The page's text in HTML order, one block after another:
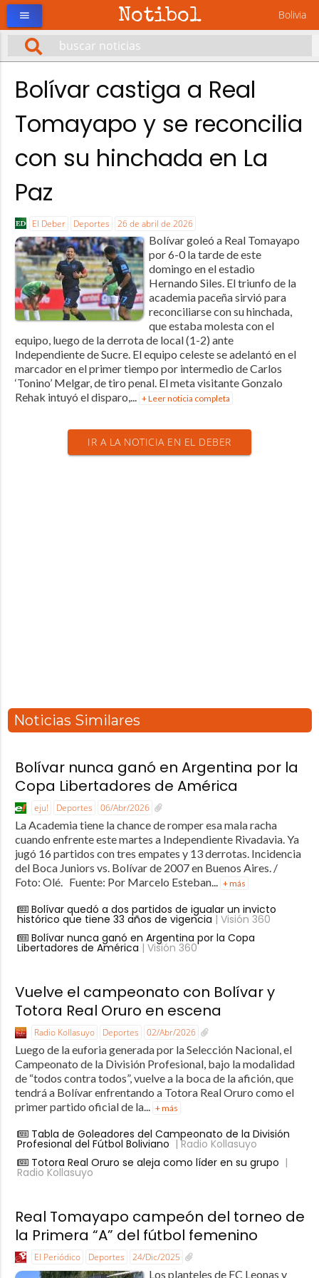
Notibol Bolivia
menu
Bolívar castiga a Real
Tomayapo y se reconcilia
con su hinchada en La
Paz
El Deber Deportes 26 de abril de 2026
Bolívar goleó a Real Tomayapo
por 6-0 la tarde de este
domingo en el estadio
Hernando Siles. El triunfo de la
academia paceña sirvió para
reconciliarse con su hinchada,
que estaba molesta con el
equipo, luego de la derrota de local (1-2) ante
Independiente de Sucre. El equipo celeste se adelantó en el
marcador en el primer tiempo por intermedio de Carlos
‘Tonino’ Melgar, de tiro penal. El meta visitante Gonzalo
Rehak intuyó el disparo,... + Leer noticia completa
IR A LA NOTICIA EN EL DEBER
Noticias Similares
Bolívar nunca ganó en Argentina por la
Copa Libertadores de América
eju! Deportes 06/Abr/2026
La Academia tiene la chance de romper esa mala racha
cuando enfrente este martes a Independiente Rivadavia. Ya
jugó 16 partidos con tres empates y 13 derrotas. Incidencia
del Boca Juniors vs. Bolívar de 2007 en Buenos Aires. /
Foto: Olé. Fuente: Por Marcelo Esteban... + más
Bolívar quedó a dos partidos de igualar un invicto
histórico que tiene 33 años de vigencia | Visión 360
Bolívar nunca ganó en Argentina por la Copa
Libertadores de América | Visión 360
Vuelve el campeonato con Bolívar y
Totora Real Oruro en escena
Radio Kollasuyo Deportes 02/Abr/2026
Luego de la euforia generada por la Selección Nacional, el
Campeonato de la División Profesional, bajo la modalidad
de “todos contra todos”, vuelve a la boca de la afición, que
tendrá a Bolívar enfrentando a Totora Real Oruro como el
primer partido oficial de la...
+ más
Tabla de Goleadores del Campeonato de la División
Profesional del Fútbol Boliviano | Radio Kollasuyo
Totora Real Oruro se aleja como líder en su grupo |
Radio Kollasuyo
Real Tomayapo campeón del torneo de
la Primera “A” del fútbol femenino
El Periódico Deportes 24/Dic/2025
Los planteles de FC Leonas y